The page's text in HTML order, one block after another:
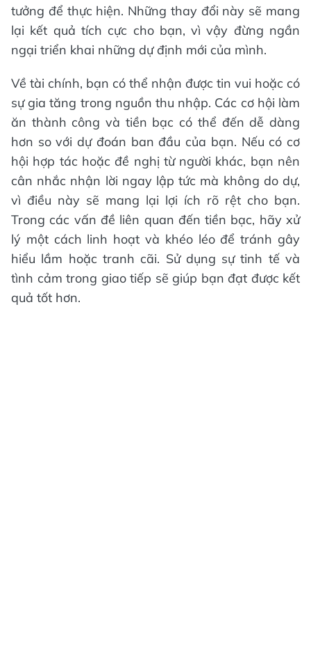
tưởng để thực hiện. Những thay đổi này sẽ mang
lại kết quả tích cực cho bạn, vì vậy đừng ngần
ngại triển khai những dự định mới của mình.
Về tài chính, bạn có thể nhận được tin vui hoặc có
sự gia tăng trong nguồn thu nhập. Các cơ hội làm
ăn thành công và tiền bạc có thể đến dễ dàng
hơn so với dự đoán ban đầu của bạn. Nếu có cơ
hội hợp tác hoặc đề nghị từ người khác, bạn nên
cân nhắc nhận lời ngay lập tức mà không do dự,
vì điều này sẽ mang lại lợi ích rõ rệt cho bạn.
Trong các vấn đề liên quan đến tiền bạc, hãy xử
lý một cách linh hoạt và khéo léo để tránh gây
hiểu lầm hoặc tranh cãi. Sử dụng sự tinh tế và
tình cảm trong giao tiếp sẽ giúp bạn đạt được kết
quả tốt hơn.